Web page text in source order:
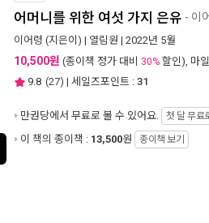
어머니를 위한 여섯 가지 은유 - 이
이어령 (지은이) | 열림원 | 2022년 5월
10,500원 (종이책 정가 대비 30% 할인), 마
9.8 (27) | 세일즈포인트 : 31
만권당에서 무료로 볼 수 있어요. 첫 달 무료
이 책의 종이책 : 13,500원 종이책 보기